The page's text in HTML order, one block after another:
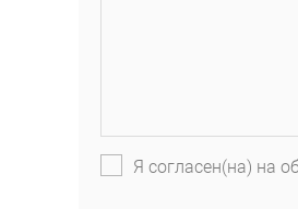
Я согласен(на) на